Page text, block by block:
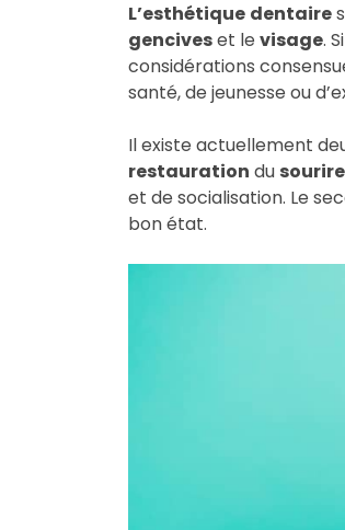
L’esthétique dentaire
genciveset le visage.
considérations
santé, de jeunesse ou
Il existe actuellement
restauration du sourire
et de socialisation. Le
bon état.